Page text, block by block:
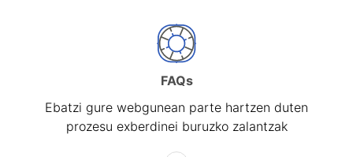
FAQs
Ebatzi gure webgunean parte hartzen duten
prozesu exberdinei buruzko zalantzak